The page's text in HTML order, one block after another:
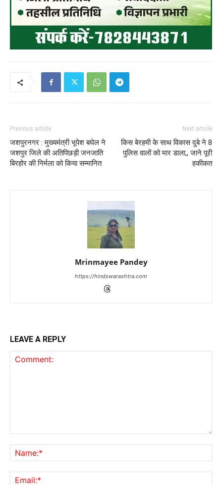
Previous article
जशपुरनगर : मुख्यमंत्री भूपेश बघेल ने
जशपुर जिले की अतिपिछड़ी जनजाति
बिरहोर की निर्मला को किया सम्मानित
Next article
किस बेरहमी के साथ विकास दुबे ने 8
पुलिस वालों को मार डाला,, जाने पूरी
हकीकत
Mrinmayee Pandey
https://hindswarashtra.com
LEAVE A REPLY